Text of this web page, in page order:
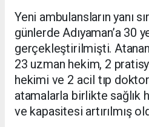
Yeni ambulansların yanı
günlerde Adıyaman’a 30
gerçekleştirilmişti.
23 uzman hekim, 2
hekimi ve 2 acil tıp
atamalarla birlikte sağlık
ve kapasitesi artırılmış